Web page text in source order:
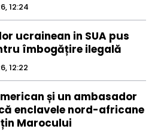
12:24
ucrainean in SUA pus
îmbogățire ilegală
12:22
și un ambasador
enclavele nord-africane
Marocului